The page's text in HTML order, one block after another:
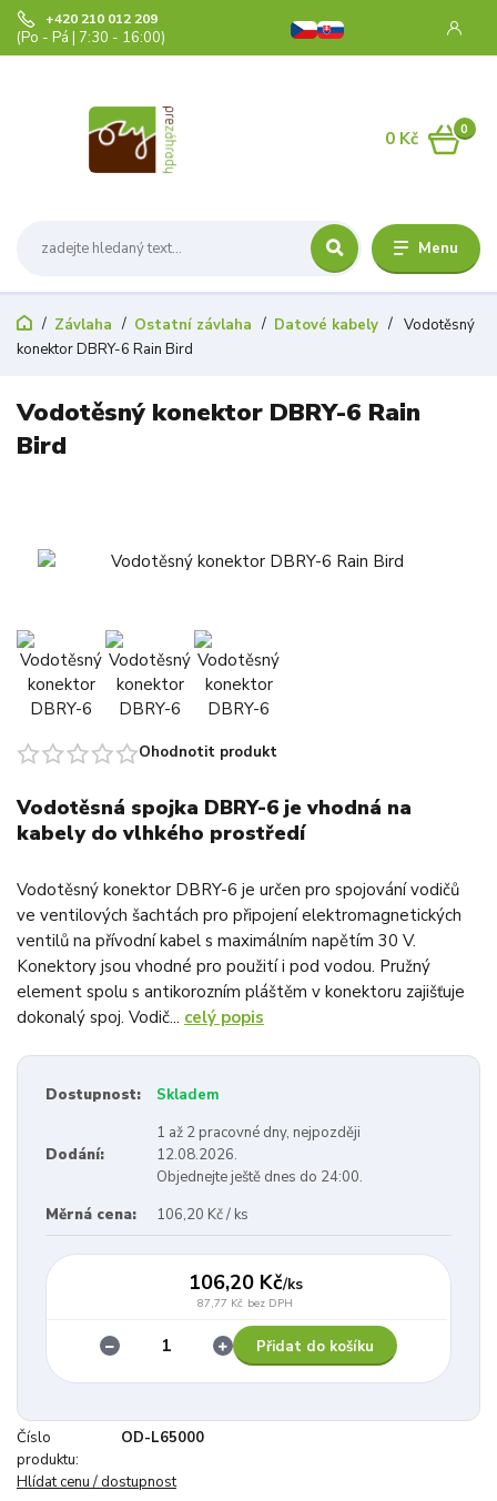
Menu
+420 210 012 209
(Po - Pá | 7:30 - 16:00)
0
0 Kč
Závlaha Ostatní závlaha Datové kabely
Vodotěsný
konektor DBRY-6 Rain Bird
Vodotěsný konektor DBRY-6 Rain
Bird
Ohodnotit produkt
Vodotěsná spojka DBRY-6 je vhodná na
kabely do vlhkého prostředí
Vodotěsný konektor DBRY-6 je určen pro spojování vodičů
ve ventilových šachtách pro připojení elektromagnetických
ventilů na přívodní kabel s maximálním napětím 30 V.
Konektory jsou vhodné pro použití i pod vodou. Pružný
element spolu s antikorozním pláštěm v konektoru zajišťuje
dokonalý spoj. Vodič... celý popis
Dostupnost: Skladem
Dodání:
1 až 2 pracovné dny, nejpozději
12.08.2026.
Objednejte ještě dnes do 24:00.
Měrná cena:
106,20 Kč / ks
106,20 Kč/ks
87,77 Kč bez DPH
Přidat do košíku
Číslo
produktu:
OD-L65000
Hlídat cenu / dostupnost